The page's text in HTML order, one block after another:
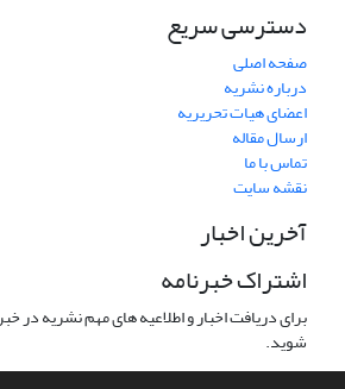
دسترسی سریع
صفحه اصلی
درباره نشریه
اعضای هیات تحریریه
ارسال مقاله
تماس با ما
نقشه سایت
آخرین اخبار
اشتراک خبرنامه
برای دریافت اخبار و اطلاعیه های مهم نشریه در
شوید.